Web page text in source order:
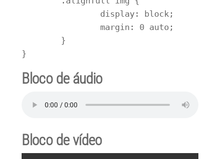
}
Bloco de áudio
Bloco de vídeo